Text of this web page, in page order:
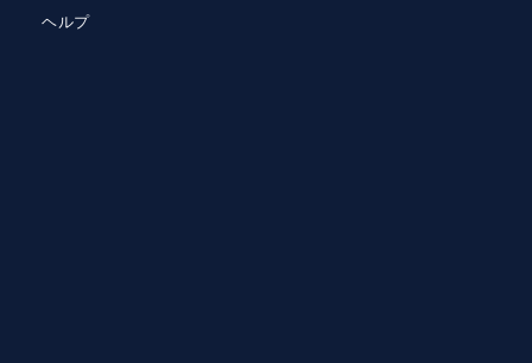
ヘルプ